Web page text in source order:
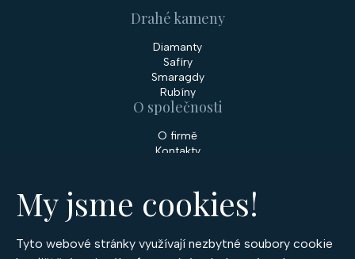
My jsme cookies!
Tyto webové stránky využívají nezbytné soubory cookie
Drahé kameny
Diamanty
Safíry
Smaragdy
Rubíny
O společnosti
O firmě
Kontakty
Služby
Zakázková výroba šperků
Nakupování